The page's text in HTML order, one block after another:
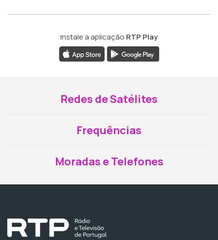
Instale a aplicação RTP Play
Redes de Satélites
Frequências
Moradas e Telefones